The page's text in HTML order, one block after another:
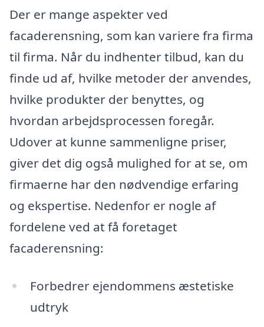
Der er mange aspekter ved
facaderensning, som kan variere fra firma
til firma. Når du indhenter tilbud, kan du
finde ud af, hvilke metoder der anvendes,
hvilke produkter der benyttes, og
hvordan arbejdsprocessen foregår.
Udover at kunne sammenligne priser,
giver det dig også mulighed for at se, om
firmaerne har den nødvendige erfaring
og ekspertise. Nedenfor er nogle af
fordelene ved at få foretaget
facaderensning:
Forbedrer ejendommens æstetiske
udtryk